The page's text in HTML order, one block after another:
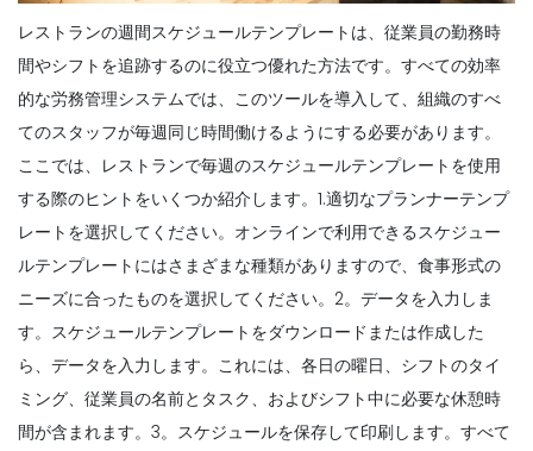
Excel
Michelle Jaco Oct 12, 2020
Scheduling
一般的なレストランの従業員のスケジュー
リングの問題とどのようにあなたがそれら
を
Michelle Jaco Oct 12, 2020
Scheduling
従業員のスケジューリング
Michelle Jaco Oct 12, 2020
レストランの週間スケジュールテンプレートは、従業員の勤務時
間やシフトを追跡するのに役立つ優れた方法です。 すべての効率
的な労務管理システムでは、このツールを導入して、組織のすべ
てのスタッフが毎週同じ時間働けるようにする必要があります。
ここでは、レストランで毎週のスケジュールテンプレートを使用
する際のヒントをいくつか紹介します。1.適切なプランナーテンプ
レートを選択してください。オンラインで利用できるスケジュー
ルテンプレートにはさまざまな種類がありますので、食事形式の
ニーズに合ったものを選択してください。 2。データを入力しま
す。スケジュールテンプレートをダウンロードまたは作成した
ら、データを入力します。これには、各日の曜日、シフトのタイ
ミング、従業員の名前とタスク、およびシフト中に必要な休憩時
間が含まれます。 3。スケジュールを保存して印刷します。すべて